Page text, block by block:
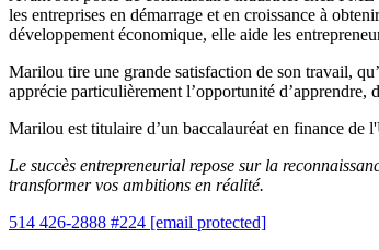
les entreprises en démarrage et en croissance à
développement économique, elle aide les
Marilou tire une grande satisfaction de son travail,
apprécie particulièrement l’opportunité d’apprendre,
Marilou est titulaire d’un baccalauréat en finance de
Le succès entrepreneurial repose sur la
transformer vos ambitions en réalité.
514 426-2888 #224 [email protected]